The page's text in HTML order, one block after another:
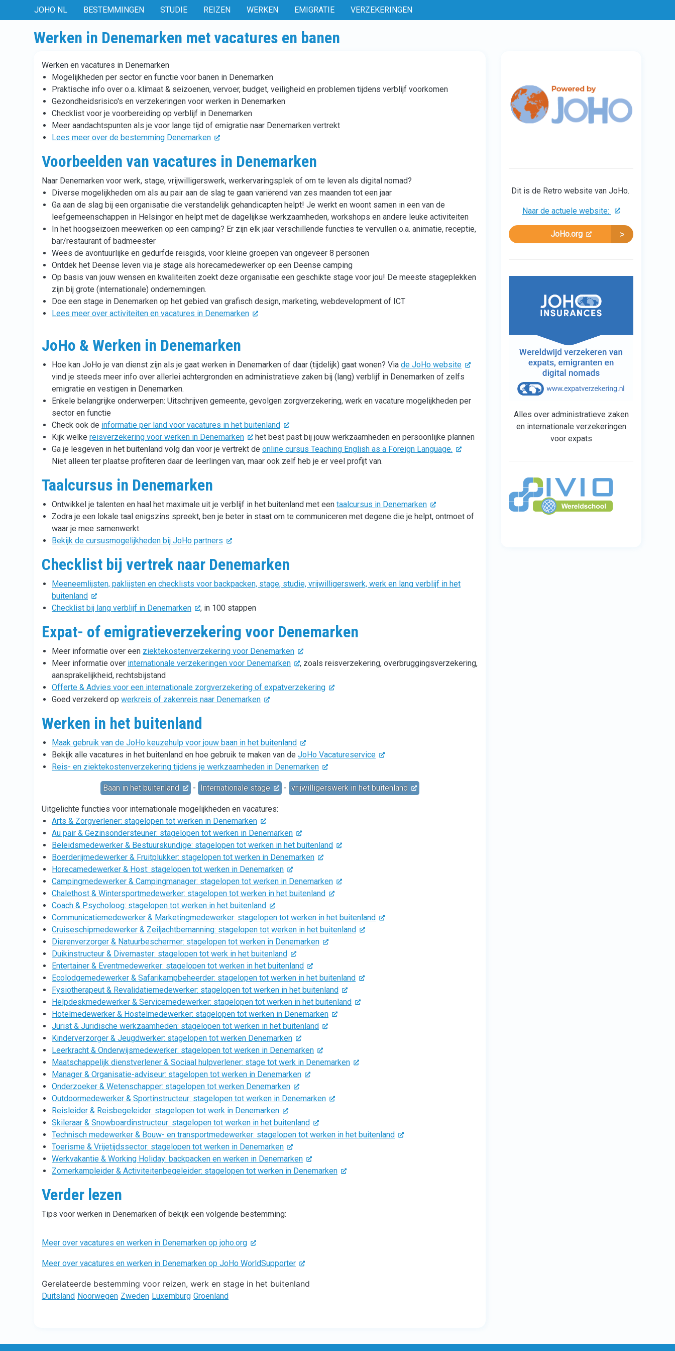
JOHO NL BESTEMMINGEN STUDIE REIZEN WERKEN EMIGRATIE VERZEKERINGEN
Werken in Denemarken met vacatures en banen
Werken en vacatures in Denemarken
Mogelijkheden per sector en functie voor banen in Denemarken
Praktische info over o.a. klimaat & seizoenen, vervoer, budget, veiligheid en problemen tijdens verblijf voorkomen
Gezondheidsrisico's en verzekeringen voor werken in Denemarken
Checklist voor je voorbereiding op verblijf in Denemarken
Meer aandachtspunten als je voor lange tijd of emigratie naar Denemarken vertrekt
Lees meer over de bestemming Denemarken
Voorbeelden van vacatures in Denemarken
Naar Denemarken voor werk, stage, vrijwilligerswerk, werkervaringsplek of om te leven als digital nomad?
Diverse mogelijkheden om als au pair aan de slag te gaan variërend van zes maanden tot een jaar
Ga aan de slag bij een organisatie die verstandelijk gehandicapten helpt! Je werkt en woont samen in een van de
leefgemeenschappen in Helsingor en helpt met de dagelijkse werkzaamheden, workshops en andere leuke activiteiten
In het hoogseizoen meewerken op een camping? Er zijn elk jaar verschillende functies te vervullen o.a. animatie, receptie,
bar/restaurant of badmeester
Wees de avontuurlijke en gedurfde reisgids, voor kleine groepen van ongeveer 8 personen
Ontdek het Deense leven via je stage als horecamedewerker op een Deense camping
Op basis van jouw wensen en kwaliteiten zoekt deze organisatie een geschikte stage voor jou! De meeste stageplekken
zijn bij grote (internationale) ondernemingen.
Doe een stage in Denemarken op het gebied van grafisch design, marketing, webdevelopment of ICT
Lees meer over activiteiten en vacatures in Denemarken
JoHo & Werken in Denemarken
Hoe kan JoHo je van dienst zijn als je gaat werken in Denemarken of daar (tijdelijk) gaat wonen? Via de JoHo website
vind je steeds meer info over allerlei achtergronden en administratieve zaken bij (lang) verblijf in Denemarken of zelfs
emigratie en vestigen in Denemarken.
Enkele belangrijke onderwerpen: Uitschrijven gemeente, gevolgen zorgverzekering, werk en vacature mogelijkheden per
sector en functie
Check ook de informatie per land voor vacatures in het buitenland
Kijk welke reisverzekering voor werken in Denemarken
het best past bij jouw werkzaamheden en persoonlijke plannen
Ga je lesgeven in het buitenland volg dan voor je vertrekt de online cursus Teaching English as a Foreign Language.
Niet alleen ter plaatse profiteren daar de leerlingen van, maar ook zelf heb je er veel profijt van.
Taalcursus in Denemarken
Ontwikkel je talenten en haal het maximale uit je verblijf in het buitenland met een taalcursus in Denemarken
Zodra je een lokale taal enigszins spreekt, ben je beter in staat om te communiceren met degene die je helpt, ontmoet of
waar je mee samenwerkt.
Bekijk de cursusmogelijkheden bij JoHo partners
Checklist bij vertrek naar Denemarken
Meeneemlijsten, paklijsten en checklists voor backpacken, stage, studie, vrijwilligerswerk, werk en lang verblijf in het
buitenland
Checklist bij lang verblijf in Denemarken
, in 100 stappen
Expat- of emigratieverzekering voor Denemarken
Meer informatie over een ziektekostenverzekering voor Denemarken
Meer informatie over internationale verzekeringen voor Denemarken
, zoals reisverzekering, overbruggingsverzekering,
aansprakelijkheid, rechtsbijstand
Offerte & Advies voor een internationale zorgverzekering of expatverzekering
Goed verzekerd op werkreis of zakenreis naar Denemarken
Werken in het buitenland
Maak gebruik van de JoHo keuzehulp voor jouw baan in het buitenland
Bekijk alle vacatures in het buitenland en hoe gebruik te maken van de JoHo Vacatureservice
Reis- en ziektekostenverzekering tijdens je werkzaamheden in Denemarken
Baan in het buitenland - Internationale stage - vrijwilligerswerk in het buitenland
Uitgelichte functies voor internationale mogelijkheden en vacatures:
Arts & Zorgverlener: stagelopen tot werken in Denemarken
Au pair & Gezinsondersteuner: stagelopen tot werken in Denemarken
Beleidsmedewerker & Bestuurskundige: stagelopen tot werken in het buitenland
Boerderijmedewerker & Fruitplukker: stagelopen tot werken in Denemarken
Horecamedewerker & Host: stagelopen tot werken in Denemarken
Campingmedewerker & Campingmanager: stagelopen tot werken in Denemarken
Chalethost & Wintersportmedewerker: stagelopen tot werken in het buitenland
Coach & Psycholoog: stagelopen tot werken in het buitenland
Communicatiemedewerker & Marketingmedewerker: stagelopen tot werken in het buitenland
Cruiseschipmedewerker & Zeiljachtbemanning: stagelopen tot werken in het buitenland
Dierenverzorger & Natuurbeschermer: stagelopen tot werken in Denemarken
Duikinstructeur & Divemaster: stagelopen tot werk in het buitenland
Entertainer & Eventmedewerker: stagelopen tot werken in het buitenland
Ecolodgemedewerker & Safarikampbeheerder: stagelopen tot werken in het buitenland
Fysiotherapeut & Revalidatiemedewerker: stagelopen tot werken in het buitenland
Helpdeskmedewerker & Servicemedewerker: stagelopen tot werken in het buitenland
Hotelmedewerker & Hostelmedewerker: stagelopen tot werken in Denemarken
Jurist & Juridische werkzaamheden: stagelopen tot werken in het buitenland
Kinderverzorger & Jeugdwerker: stagelopen tot werken Denemarken
Leerkracht & Onderwijsmedewerker: stagelopen tot werken in Denemarken
Maatschappelijk dienstverlener & Sociaal hulpverlener: stage tot werk in Denemarken
Manager & Organisatie-adviseur: stagelopen tot werken in Denemarken
Onderzoeker & Wetenschapper: stagelopen tot werken Denemarken
Outdoormedewerker & Sportinstructeur: stagelopen tot werken in Denemarken
Reisleider & Reisbegeleider: stagelopen tot werk in Denemarken
Skileraar & Snowboardinstructeur: stagelopen tot werken in het buitenland
Technisch medewerker & Bouw- en transportmedewerker: stagelopen tot werken in het buitenland
Toerisme & Vrijetijdssector: stagelopen tot werken in Denemarken
Werkvakantie & Working Holiday: backpacken en werken in Denemarken
Zomerkampleider & Activiteitenbegeleider: stagelopen tot werken in Denemarken
Verder lezen
Tips voor werken in Denemarken of bekijk een volgende bestemming:
Meer over vacatures en werken in Denemarken op joho.org
Meer over vacatures en werken in Denemarken op JoHo WorldSupporter
Gerelateerde bestemming voor reizen, werk en stage in het buitenland
Duitsland Noorwegen Zweden Luxemburg Groenland
Dit is de Retro website van JoHo.
Naar de actuele website:
JoHo.org
Alles over administratieve zaken
en internationale verzekeringen
voor expats